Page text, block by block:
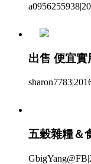
a0956255938|
出售 便宜
sharon7783|
五穀雜糧＆
GbigYang@FB|